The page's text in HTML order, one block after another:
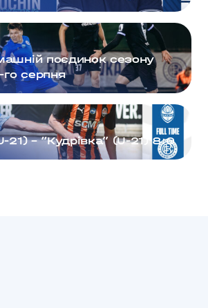
поєдинок сезону
го серпня
21) – “Кудрівка” (U-21) 8:0